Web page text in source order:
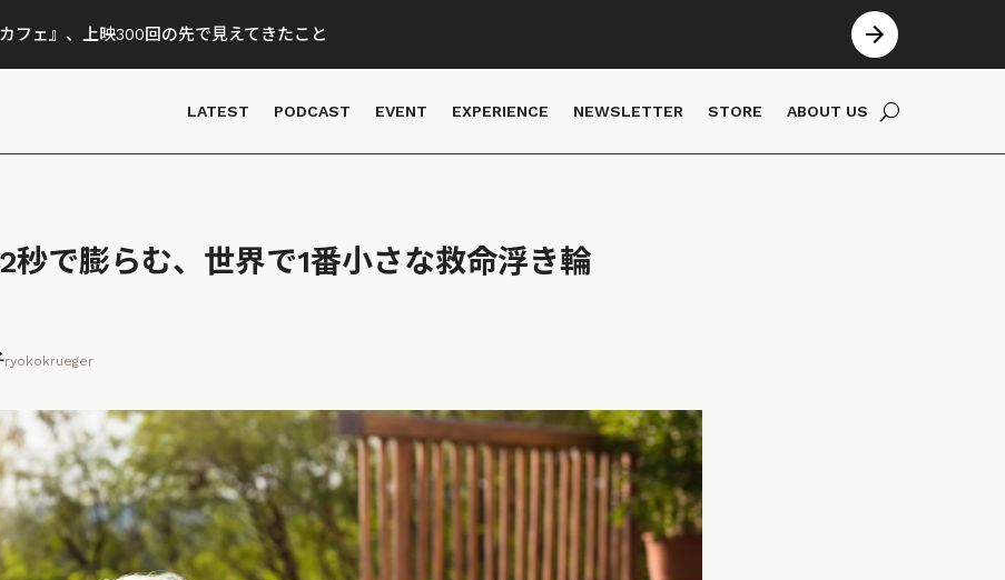
フェ』、上映300回の先で見えてきたこと
LATEST PODCAST EVENT EXPERIENCE NEWSLETTER STORE ABOUT US
秒で膨らむ、世界で1番小さな救命浮き輪
ryokokrueger